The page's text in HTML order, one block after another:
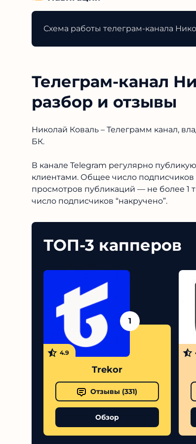
Схема работы телеграм-канала
Телеграм-канал
разбор и отзывы
Николай Коваль – Телеграмм канал,
БК.
В канале Telegram регулярно
клиентами. Общее число подписчиков
просмотров публикаций — не более 1
число подписчиков “накручено”.
ТОП-3 капперов
1
4.9
Trekor
Отзывы (331)
Обзор